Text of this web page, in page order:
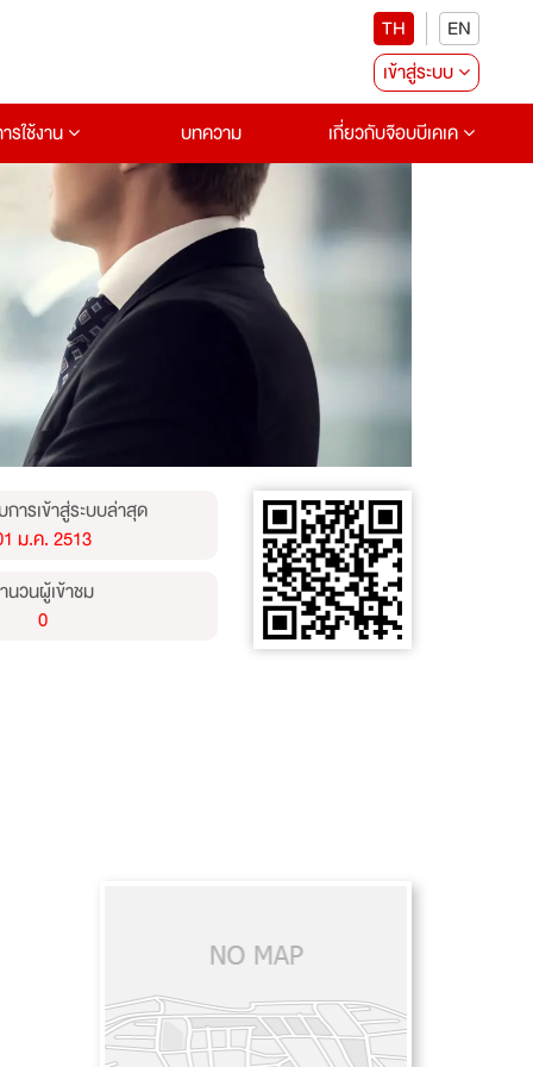
TH
EN
เข้าสู่ระบบ
รใช้งาน
บทความ เกี่ยวกับจ๊อบบีเคเค
ารเข้าสู่ระบบล่าสุด
ม.ค. 2513
นวนผู้เข้าชม
0